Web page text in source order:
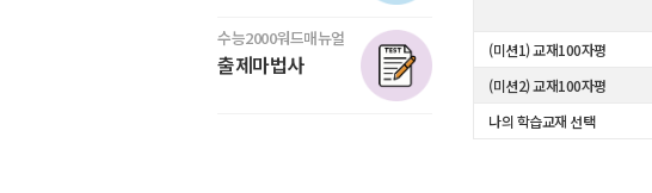
수능2000워드매뉴얼
출제마법사
(미션1) 교재100자평
(미션2) 교재100자평
나의 학습교재 선택